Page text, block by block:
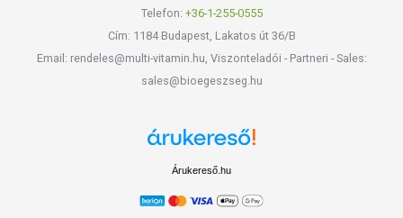
Telefon: +36-1-255-0555
Cím: 1184 Budapest, Lakatos út 36/B
Email: rendeles@multi-vitamin.hu, Viszonteladói - Partneri - Sales:
sales@bioegeszseg.hu
Árukereső.hu